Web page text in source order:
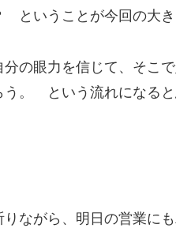
ということが今回の大き
の眼力を信じて、そこ
う。 という流れになる
ながら、明日の営業に